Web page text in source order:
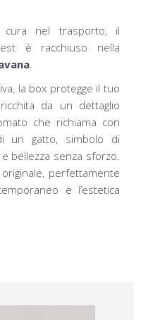
cura nel trasporto, il
è racchiuso nella
.
la box protegge il tuo
da un dettaglio
che richiama con
un gatto, simbolo di
bellezza senza sforzo.
perfettamente
e l’estetica